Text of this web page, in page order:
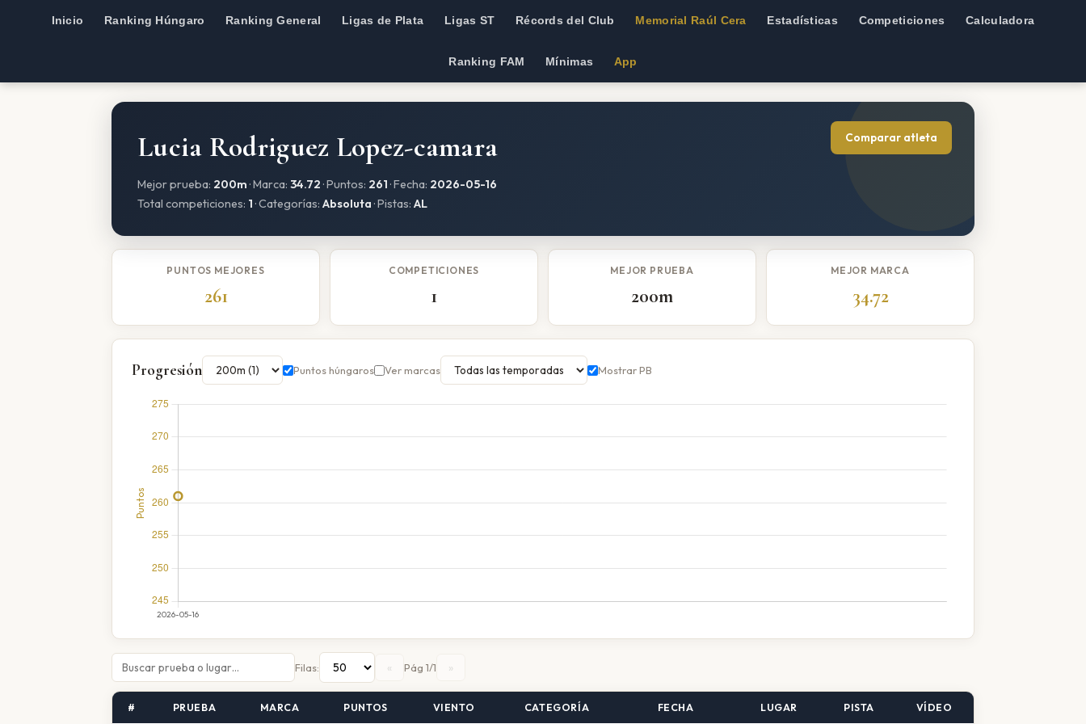
Inicio Ranking Húngaro Ranking General Ligas de Plata Ligas ST Récords del Club Memorial Raúl Cera Estadísticas Competiciones Calculadora
Ranking FAM Mínimas App
Comparar atleta
Lucia Rodriguez Lopez-camara
Mejor prueba: 200m · Marca: 34.72 · Puntos: 261 · Fecha: 2026-05-16
Total competiciones: 1 · Categorías: Absoluta · Pistas: AL
PUNTOS MEJORES
261
COMPETICIONES
1
MEJOR PRUEBA
200m
MEJOR MARCA
34.72
Progresión Puntos húngaros Ver marcas Mostrar PB
Filas: « Pág 1/1 »
# PRUEBA MARCA PUNTOS VIENTO CATEGORÍA FECHA LUGAR PISTA VÍDEO